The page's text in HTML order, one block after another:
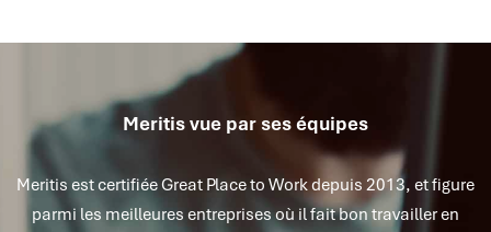
Meritis vue par ses équipes
Meritis est certifiée Great Place to Work depuis 2013, et figure
parmi les meilleures entreprises où il fait bon travailler en